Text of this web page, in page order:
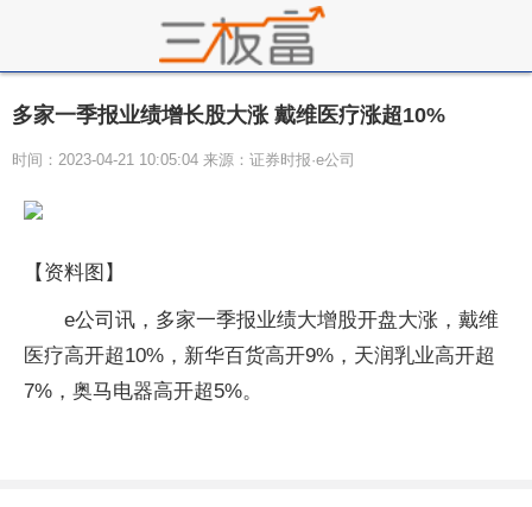
多家一季报业绩增长股大涨 戴维医疗涨超10%
时间：2023-04-21 10:05:04 来源：证券时报·e公司
【资料图】
e公司讯，多家一季报业绩大增股开盘大涨，戴维
医疗高开超10%，新华百货高开9%，天润乳业高开超
7%，奥马电器高开超5%。